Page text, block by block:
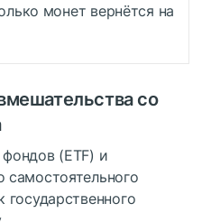
монет вернётся на
со
(ETF) и
государственного